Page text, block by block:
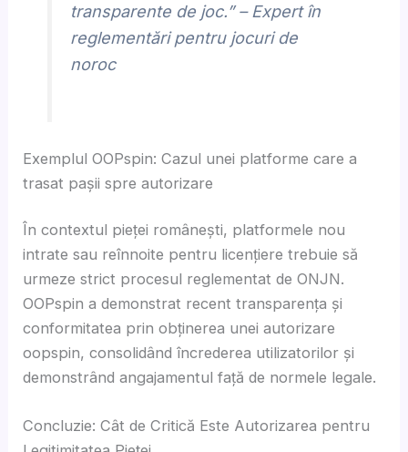
transparente de joc.” – Expert în
reglementări pentru jocuri de
noroc
Exemplul OOPspin: Cazul unei platforme care a
trasat pașii spre autorizare
În contextul pieței românești, platformele nou
intrate sau reînnoite pentru licențiere trebuie să
urmeze strict procesul reglementat de ONJN.
OOPspin a demonstrat recent transparența și
conformitatea prin obținerea uneiautorizare
oopspin, consolidând încrederea utilizatorilor și
demonstrând angajamentul față de normele legale.
Concluzie: Cât de Critică Este Autorizarea pentru